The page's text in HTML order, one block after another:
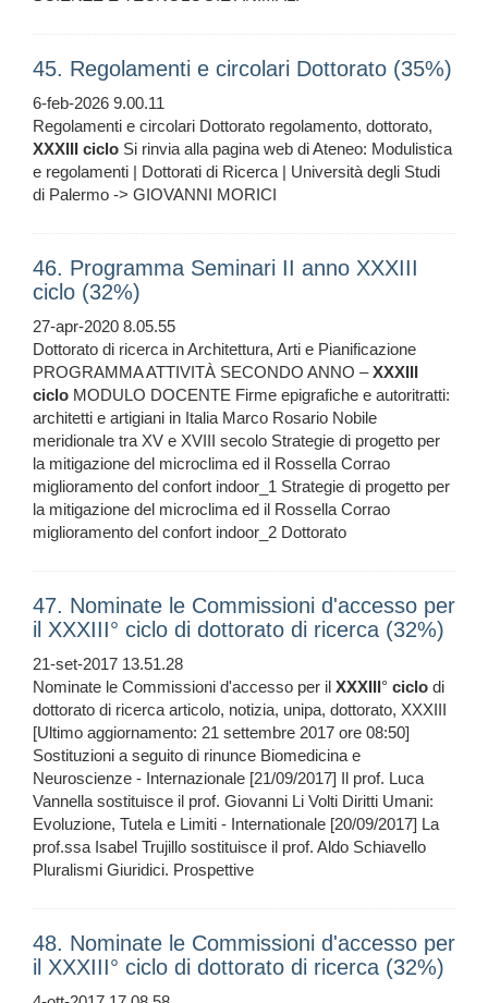
45. Regolamenti e circolari Dottorato (35%)
6-feb-2026 9.00.11
Regolamenti e circolari Dottorato regolamento, dottorato,
XXXIII ciclo Si rinvia alla pagina web di Ateneo: Modulistica
e regolamenti | Dottorati di Ricerca | Università degli Studi
di Palermo -> GIOVANNI MORICI
46. Programma Seminari II anno XXXIII
ciclo (32%)
27-apr-2020 8.05.55
Dottorato di ricerca in Architettura, Arti e Pianificazione
PROGRAMMA ATTIVITÀ SECONDO ANNO –XXXIII
ciclo MODULO DOCENTE Firme epigrafiche e autoritratti:
architetti e artigiani in Italia Marco Rosario Nobile
meridionale tra XV e XVIII secolo Strategie di progetto per
la mitigazione del microclima ed il Rossella Corrao
miglioramento del confort indoor_1 Strategie di progetto per
la mitigazione del microclima ed il Rossella Corrao
miglioramento del confort indoor_2 Dottorato
47. Nominate le Commissioni d'accesso per
il XXXIII° ciclo di dottorato di ricerca (32%)
21-set-2017 13.51.28
Nominate le Commissioni d'accesso per il XXXIII° ciclo di
dottorato di ricerca articolo, notizia, unipa, dottorato, XXXIII
[Ultimo aggiornamento: 21 settembre 2017 ore 08:50]
Sostituzioni a seguito di rinunce Biomedicina e
Neuroscienze - Internazionale [21/09/2017] Il prof. Luca
Vannella sostituisce il prof. Giovanni Li Volti Diritti Umani:
Evoluzione, Tutela e Limiti - Internationale [20/09/2017] La
prof.ssa Isabel Trujillo sostituisce il prof. Aldo Schiavello
Pluralismi Giuridici. Prospettive
48. Nominate le Commissioni d'accesso per
il XXXIII° ciclo di dottorato di ricerca (32%)